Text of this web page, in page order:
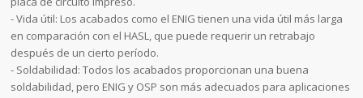
- Vida útil: Los acabados como el ENIG tienen una vida útil más larga
en comparación con el HASL, que puede requerir un retrabajo
después de un cierto período.
- Soldabilidad: Todos los acabados proporcionan una buena
soldabilidad, pero ENIG y OSP son más adecuados para aplicaciones